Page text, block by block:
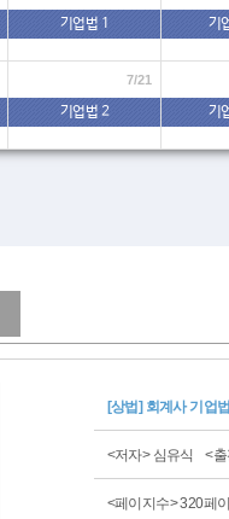
기업법 1 기
7/21
기업법 2 기
[상법] 회계사 기업
<저자> 심유식<
<페이지수> 320페